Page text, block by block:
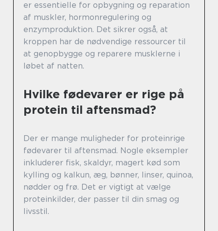
er essentielle for opbygning og reparation
af muskler, hormonregulering og
enzymproduktion. Det sikrer også, at
kroppen har de nødvendige ressourcer til
at genopbygge og reparere musklerne i
løbet af natten.
Hvilke fødevarer er rige på
protein til aftensmad?
Der er mange muligheder for proteinrige
fødevarer til aftensmad. Nogle eksempler
inkluderer fisk, skaldyr, magert kød som
kylling og kalkun, æg, bønner, linser, quinoa,
nødder og frø. Det er vigtigt at vælge
proteinkilder, der passer til din smag og
livsstil.